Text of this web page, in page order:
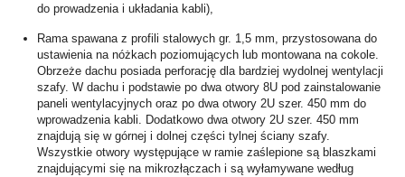
do prowadzenia i układania kabli),
Rama spawana z profili stalowych gr. 1,5 mm, przystosowana do
ustawienia na nóżkach poziomujących lub montowana na cokole.
Obrzeże dachu posiada perforację dla bardziej wydolnej wentylacji
szafy. W dachu i podstawie po dwa otwory 8U pod zainstalowanie
paneli wentylacyjnych oraz po dwa otwory 2U szer. 450 mm do
wprowadzenia kabli. Dodatkowo dwa otwory 2U szer. 450 mm
znajdują się w górnej i dolnej części tylnej ściany szafy.
Wszystkie otwory występujące w ramie zaślepione są blaszkami
znajdującymi się na mikrozłączach i są wyłamywane według